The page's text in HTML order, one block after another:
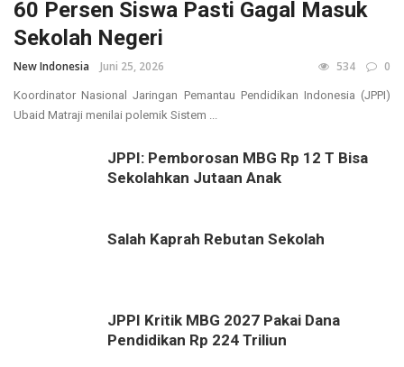
60 Persen Siswa Pasti Gagal Masuk
Sekolah Negeri
New Indonesia Juni 25, 2026 534 0
Koordinator Nasional Jaringan Pemantau Pendidikan Indonesia (JPPI)
Ubaid Matraji menilai polemik Sistem ...
JPPI: Pemborosan MBG Rp 12 T Bisa
Sekolahkan Jutaan Anak
Salah Kaprah Rebutan Sekolah
JPPI Kritik MBG 2027 Pakai Dana
Pendidikan Rp 224 Triliun